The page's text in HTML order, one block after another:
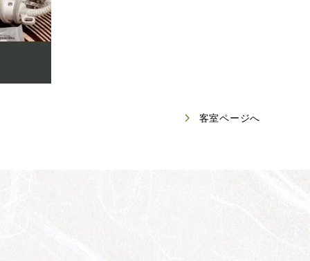
客室ページへ